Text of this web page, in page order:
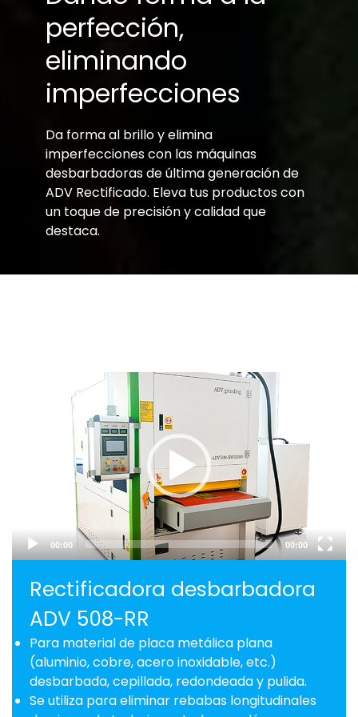
superficies industriales
perfección,
eliminando
imperfecciones
Da forma al brillo y elimina
imperfecciones con las máquinas
desbarbadoras de última generación de
ADV Rectificado. Eleva tus productos con
un toque de precisión y calidad que
destaca.
00:00 00:00
Rectificadora desbarbadora
ADV 508-RR
Para material de placa metálica plana
(aluminio, cobre, acero inoxidable, etc.)
desbarbada, cepillada, redondeada y pulida.
Se utiliza para eliminar rebabas longitudinales